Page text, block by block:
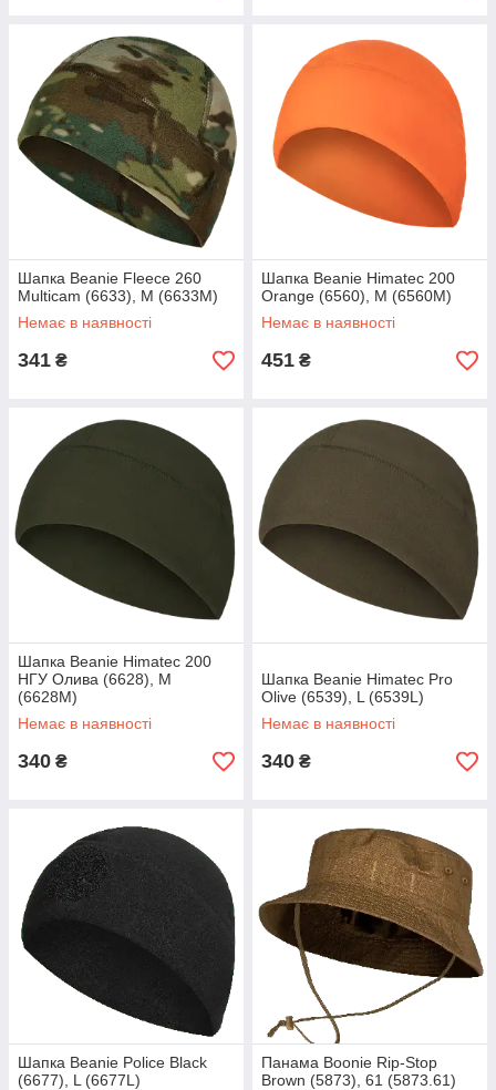
Шапка Beanie Fleece 260
Multicam (6633), M (6633M)
Немає в наявності
341 ₴
Шапка Beanie Himatec 200
Orange (6560), M (6560M)
Немає в наявності
451 ₴
Шапка Beanie Himatec 200
НГУ Олива (6628), M
(6628M)
Немає в наявності
340 ₴
Шапка Beanie Himatec Pro
Olive (6539), L (6539L)
Немає в наявності
340 ₴
Шапка Beanie Police Black
(6677), L (6677L)
Панама Boonie Rip-Stop
Brown (5873), 61 (5873.61)